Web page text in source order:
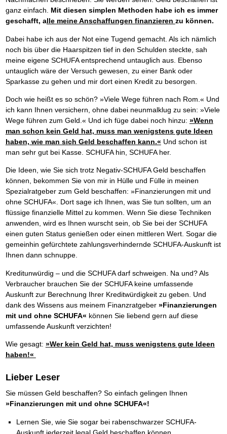
ganz einfach. Mit diesen simplen Methoden habe ich es immer
geschafft, alle meine Anschaffungen finanzieren zu können.
Dabei habe ich aus der Not eine Tugend gemacht. Als ich nämlich
noch bis über die Haarspitzen tief in den Schulden steckte, sah
meine eigene SCHUFA entsprechend untauglich aus. Ebenso
untauglich wäre der Versuch gewesen, zu einer Bank oder
Sparkasse zu gehen und mir dort einen Kredit zu besorgen.
Doch wie heißt es so schön? »Viele Wege führen nach Rom.« Und
ich kann Ihnen versichern, ohne dabei neunmalklug zu sein: »Viele
Wege führen zum Geld.« Und ich füge dabei noch hinzu: »Wenn
man schon kein Geld hat, muss man wenigstens gute Ideen
haben, wie man sich Geld beschaffen kann.« Und schon ist
man sehr gut bei Kasse. SCHUFA hin, SCHUFA her.
Die Ideen, wie Sie sich trotz Negativ-SCHUFA Geld beschaffen
können, bekommen Sie von mir in Hülle und Fülle in meinen
Spezialratgeber zum Geld beschaffen: »Finanzierungen mit und
ohne SCHUFA«. Dort sage ich Ihnen, was Sie tun sollten, um an
flüssige finanzielle Mittel zu kommen. Wenn Sie diese Techniken
anwenden, wird es Ihnen wurscht sein, ob Sie bei der SCHUFA
einen guten Status genießen oder einen mittleren Wert. Sogar die
gemeinhin gefürchtete zahlungsverhindernde SCHUFA-Auskunft ist
Ihnen dann schnuppe.
Kreditunwürdig – und die SCHUFA darf schweigen. Na und? Als
Verbraucher brauchen Sie der SCHUFA keine umfassende
Auskunft zur Berechnung Ihrer Kreditwürdigkeit zu geben. Und
dank des Wissens aus meinem Finanzratgeber »Finanzierungen
mit und ohne SCHUFA« können Sie liebend gern auf diese
umfassende Auskunft verzichten!
Wie gesagt: »Wer kein Geld hat, muss wenigstens gute Ideen
haben!«
Lieber Leser
Sie müssen Geld beschaffen? So einfach gelingen Ihnen
»Finanzierungen mit und ohne SCHUFA«!
Lernen Sie, wie Sie sogar bei rabenschwarzer SCHUFA-
Auskunft jederzeit legal Geld beschaffen können.